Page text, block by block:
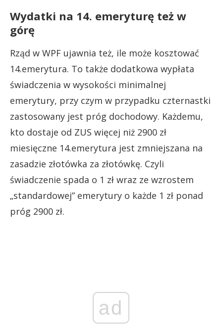
Wydatki na 14. emeryturę też w
górę
Rząd w WPF ujawnia też, ile może kosztować
14.emerytura. To także dodatkowa wypłata
świadczenia w wysokości minimalnej
emerytury, przy czym w przypadku czternastki
zastosowany jest próg dochodowy. Każdemu,
kto dostaje od ZUS więcej niż 2900 zł
miesięczne 14.emerytura jest zmniejszana na
zasadzie złotówka za złotówkę. Czyli
świadczenie spada o 1 zł wraz ze wzrostem
„standardowej” emerytury o każde 1 zł ponad
próg 2900 zł.
ad